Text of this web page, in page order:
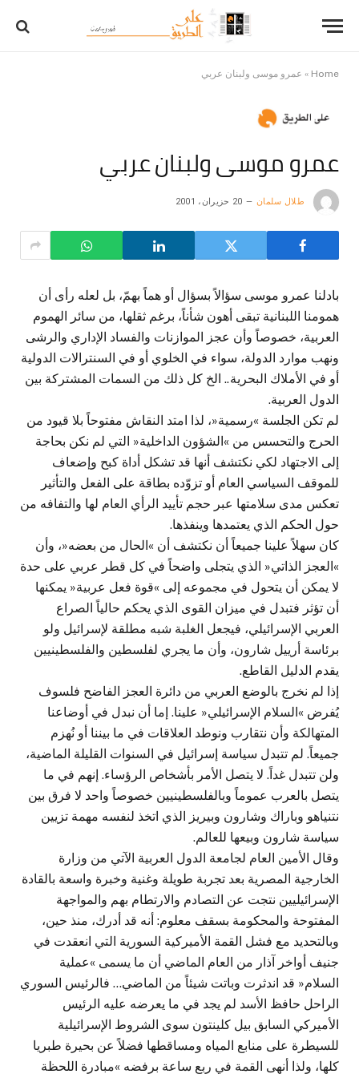
Home
» عمرو موسى ولبنان عربي
عمرو موسى ولبنان عربي
طلال سلمان 20 حزيران، 2001
بادلنا عمرو موسى سؤالاً بسؤال أو هماً بهمّ، بل لعله رأى أن
همومنا اللبنانية تبقى أهون شأناً، برغم ثقلها، من سائر الهموم
العربية، خصوصاً وأن عجز الموازنات والفساد الإداري والرشى
ونهب موارد الدولة، سواء في الخلوي أو في السنترالات الدولية
أو في الأملاك البحرية.. الخ كل ذلك من السمات المشتركة بين
الدول العربية.
لم تكن الجلسة »رسمية«، لذا امتد النقاش مفتوحاً بلا قيود من
الحرج والتحسس من »الشؤون الداخلية« التي لم نكن بحاجة
إلى الاجتهاد لكي نكتشف أنها قد تشكل أداة كبح وإضعاف
للموقف السياسي العام أو تزوّده بطاقة على الفعل والتأثير
تعكس مدى سلامتها عبر حجم تأييد الرأي العام لها والتفافه من
حول الحكم الذي يعتمدها وينفذها.
كان سهلاً علينا جميعاً أن نكتشف أن »الحال من بعضه«، وأن
»العجز الذاتي« الذي يتجلى واضحاً في كل قطر عربي على حدة
لا يمكن أن يتحول في مجموعه إلى »قوة فعل عربية« يمكنها
أن تؤثر فتبدل في ميزان القوى الذي يحكم حالياً الصراع
العربي الإسرائيلي، فيجعل الغلبة شبه مطلقة لإسرائيل ولو
برئاسة أرييل شارون، وأن ما يجري لفلسطين والفلسطينيين
يقدم الدليل القاطع.
إذا لم نخرج بالوضع العربي من دائرة العجز الفاضح فلسوف
يُفرض »السلام الإسرائيلي« علينا. إما أن نبدل في أوضاعنا
المتهالكة وأن نتقارب ونوطد العلاقات في ما بيننا أو نُهزم
جميعاً. لم تتبدل سياسة إسرائيل في السنوات القليلة الماضية،
ولن تتبدل غداً. لا يتصل الأمر بأشخاص الرؤساء. إنهم في ما
يتصل بالعرب عموماً وبالفلسطينيين خصوصاً واحد لا فرق بين
نتنياهو وباراك وشارون وبيريز الذي اتخذ لنفسه مهمة تزيين
سياسة شارون وبيعها للعالم.
وقال الأمين العام لجامعة الدول العربية الآتي من وزارة
الخارجية المصرية بعد تجربة طويلة وغنية وخبرة واسعة بالقادة
الإسرائيليين نتجت عن التصادم والارتطام بهم والمواجهة
المفتوحة والمحكومة بسقف معلوم: أنه قد أدرك، منذ حين،
وبالتحديد مع فشل القمة الأميركية السورية التي انعقدت في
جنيف أواخر آذار من العام الماضي أن ما يسمى »عملية
السلام« قد اندثرت وباتت شيئاً من الماضي… فالرئيس السوري
الراحل حافظ الأسد لم يجد في ما يعرضه عليه الرئيس
الأميركي السابق بيل كلينتون سوى الشروط الإسرائيلية
للسيطرة على منابع المياه ومساقطها فضلاً عن بحيرة طبريا
كلها، ولذا أنهى القمة في ربع ساعة برفضه »مبادرة اللحظة